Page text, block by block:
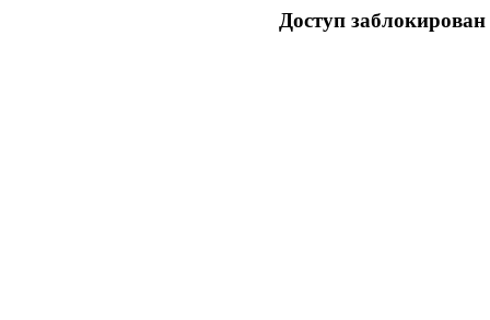
Доступ